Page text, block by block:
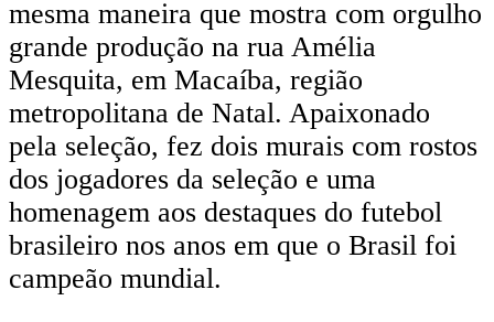
mesma maneira que mostra com orgulho
grande produção na rua Amélia
Mesquita, em Macaíba, região
metropolitana de Natal. Apaixonado
pela seleção, fez dois murais com rostos
dos jogadores da seleção e uma
homenagem aos destaques do futebol
brasileiro nos anos em que o Brasil foi
campeão mundial.